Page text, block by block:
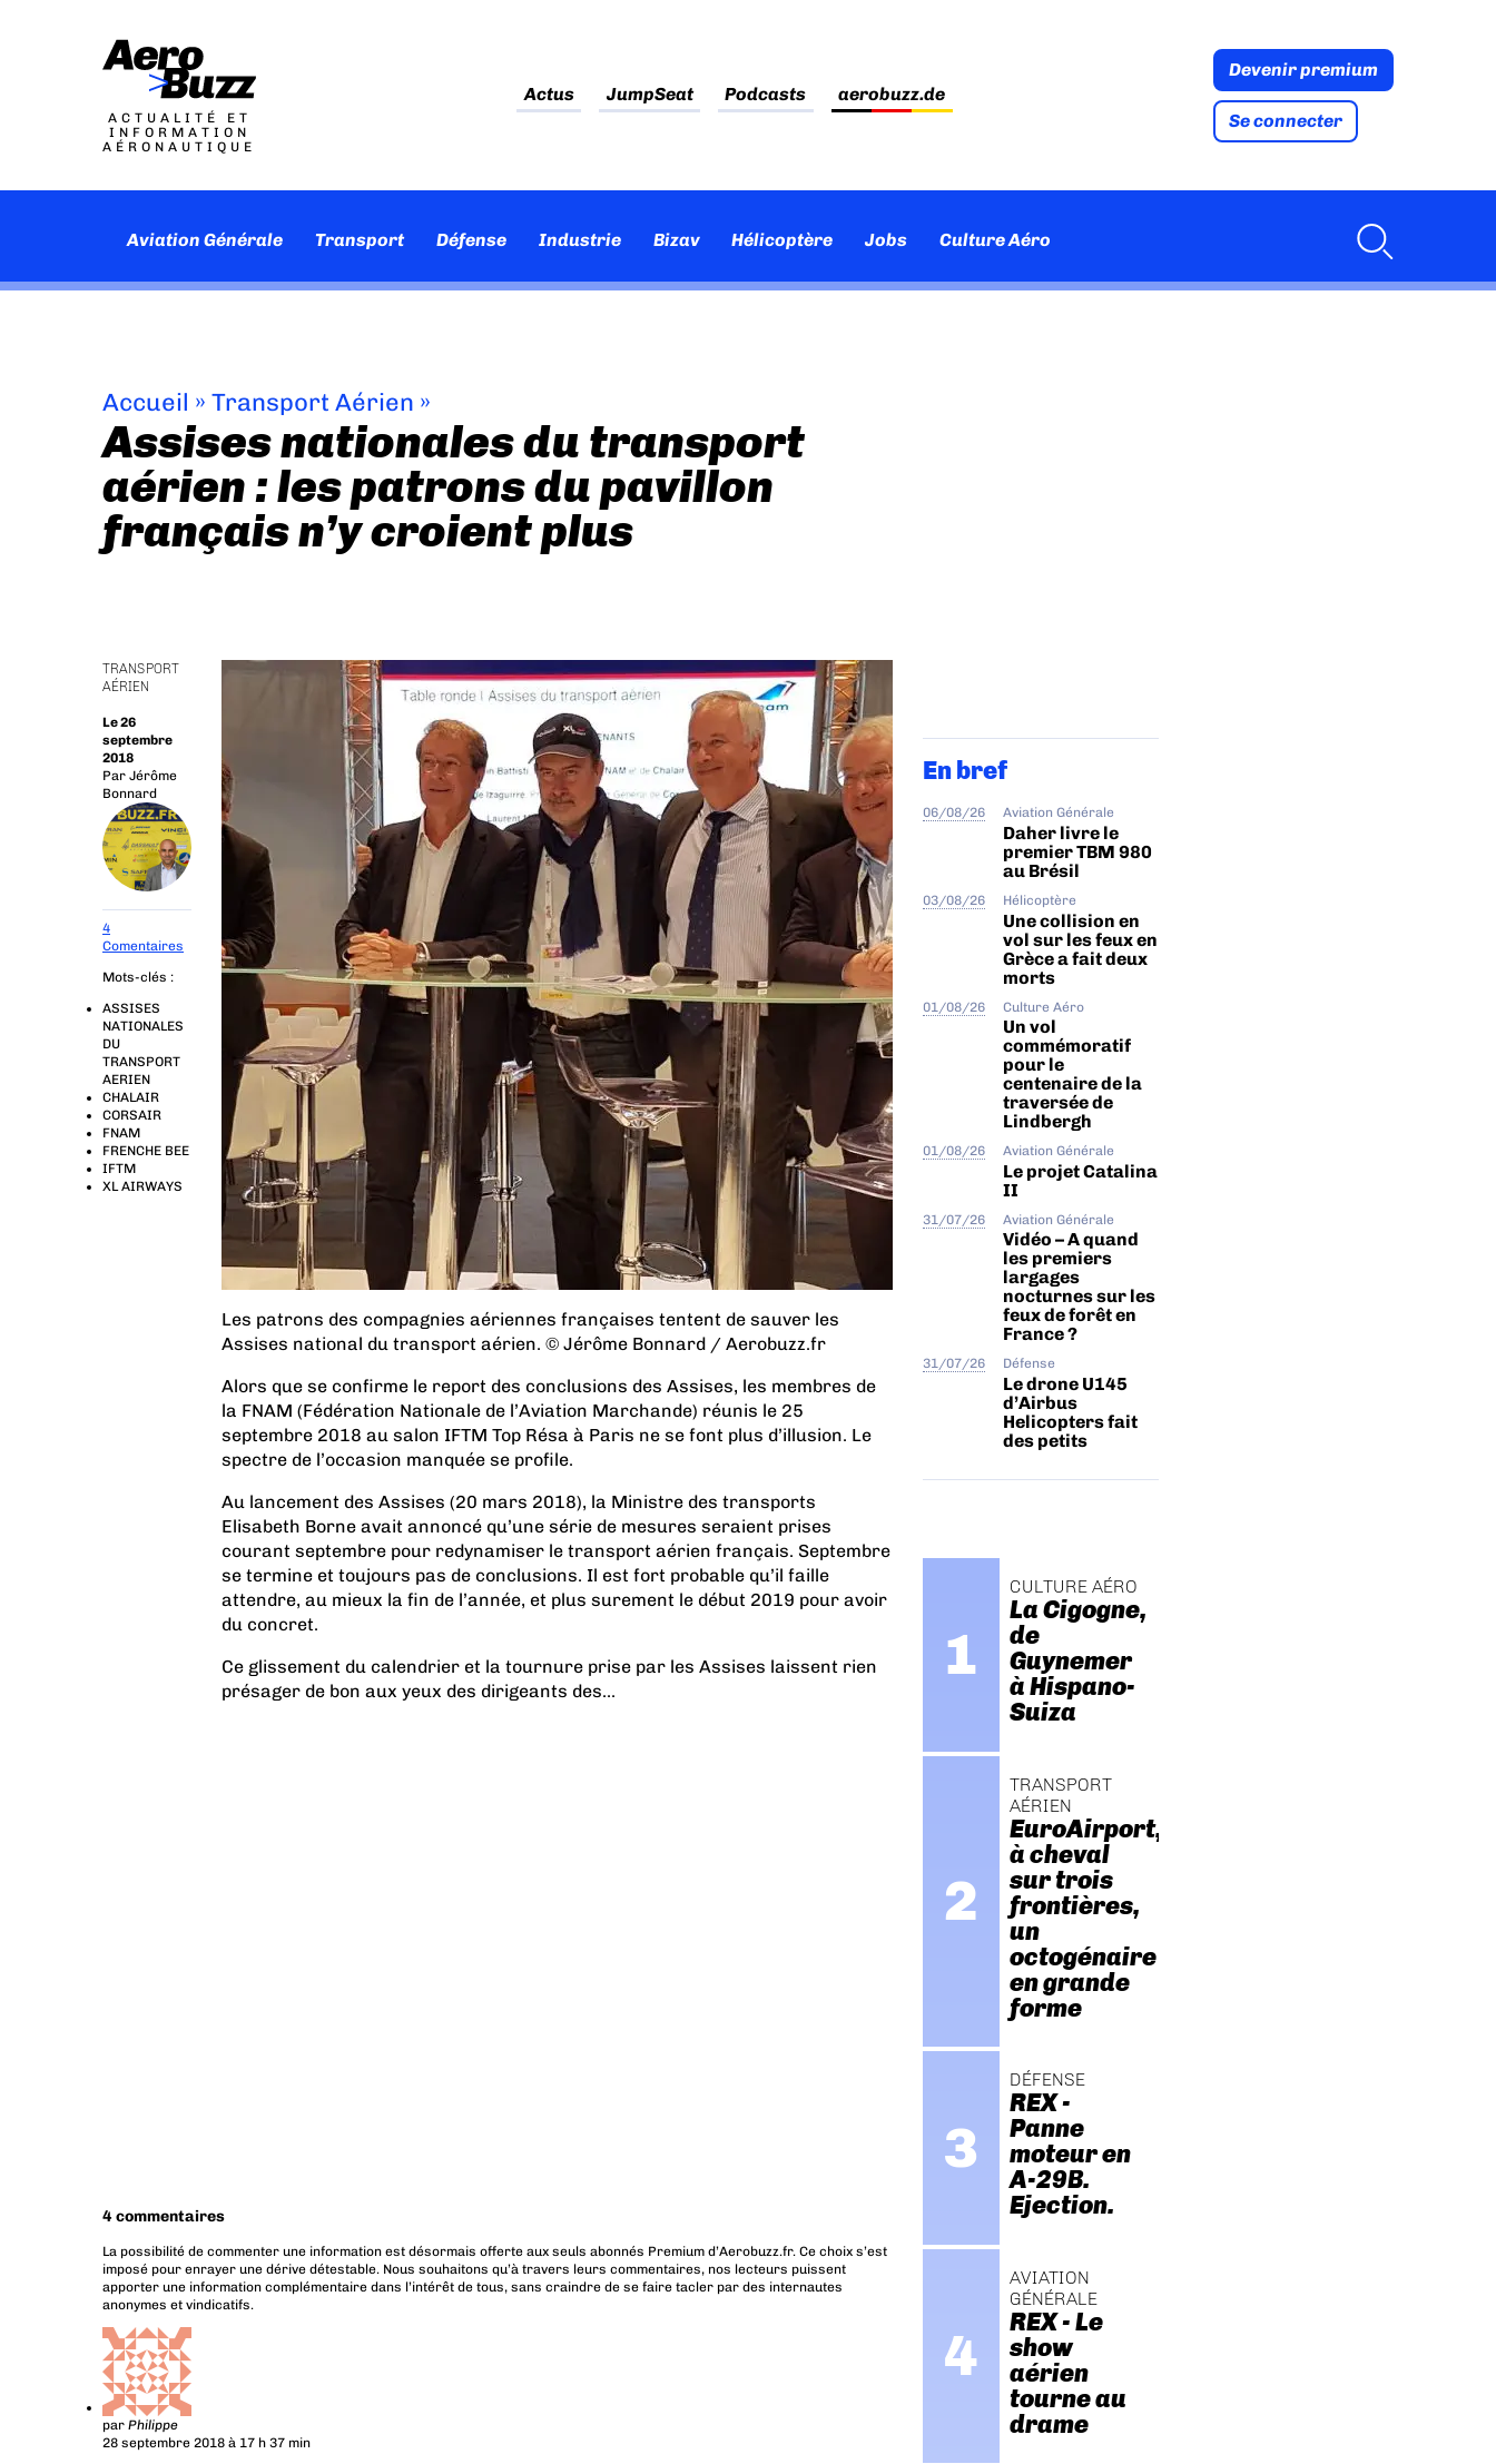
ACTUALITÉ ET
INFORMATION
AÉRONAUTIQUE
Actus JumpSeat Podcasts aerobuzz.de
Devenir premium
Se connecter
Aviation Générale Transport Défense Industrie Bizav Hélicoptère Jobs Culture Aéro
Accueil » Transport Aérien »
Assises nationales du transport
aérien : les patrons du pavillon
français n’y croient plus
TRANSPORT
AÉRIEN
Le 26
septembre
2018
Par Jérôme
Bonnard
4
Comentaires
Mots-clés :
ASSISES
NATIONALES
DU
TRANSPORT
AERIEN
CHALAIR
CORSAIR
FNAM
FRENCHE BEE
IFTM
XL AIRWAYS
Les patrons des compagnies aériennes françaises tentent de sauver les
Assises national du transport aérien. © Jérôme Bonnard / Aerobuzz.fr
Alors que se confirme le report des conclusions des Assises, les membres de
la FNAM (Fédération Nationale de l’Aviation Marchande) réunis le 25
septembre 2018 au salon IFTM Top Résa à Paris ne se font plus d’illusion. Le
spectre de l’occasion manquée se profile.
Au lancement des Assises (20 mars 2018), la Ministre des transports
Elisabeth Borne avait annoncé qu’une série de mesures seraient prises
courant septembre pour redynamiser le transport aérien français. Septembre
se termine et toujours pas de conclusions. Il est fort probable qu’il faille
attendre, au mieux la fin de l’année, et plus surement le début 2019 pour avoir
du concret.
Ce glissement du calendrier et la tournure prise par les Assises laissent rien
présager de bon aux yeux des dirigeants des...
4 commentaires
La possibilité de commenter une information est désormais offerte aux seuls abonnés Premium d’Aerobuzz.fr. Ce choix s’est
imposé pour enrayer une dérive détestable. Nous souhaitons qu’à travers leurs commentaires, nos lecteurs puissent
apporter une information complémentaire dans l’intérêt de tous, sans craindre de se faire tacler par des internautes
anonymes et vindicatifs.
par Philippe
28 septembre 2018 à 17 h 37 min
En bref
06/08/26 Aviation Générale
Daher livre le
premier TBM 980
au Brésil
03/08/26 Hélicoptère
Une collision en
vol sur les feux en
Grèce a fait deux
morts
01/08/26 Culture Aéro
Un vol
commémoratif
pour le
centenaire de la
traversée de
Lindbergh
01/08/26 Aviation Générale
Le projet Catalina
II
31/07/26 Aviation Générale
Vidéo – A quand
les premiers
largages
nocturnes sur les
feux de forêt en
France ?
31/07/26 Défense
Le drone U145
d’Airbus
Helicopters fait
des petits
CULTURE AÉRO
La Cigogne,
de
Guynemer
à Hispano-
Suiza
TRANSPORT
AÉRIEN
EuroAirport,
à cheval
sur trois
frontières,
un
octogénaire
en grande
forme
DÉFENSE
REX -
Panne
moteur en
A-29B.
Ejection.
AVIATION
GÉNÉRALE
REX - Le
show
aérien
tourne au
drame